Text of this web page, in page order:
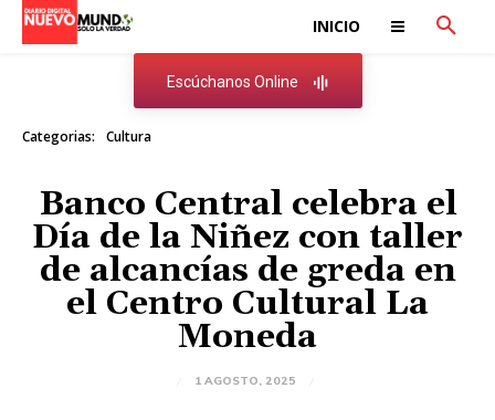
INICIO
Escúchanos Online
Categorias: Cultura
Banco Central celebra el
Día de la Niñez con taller
de alcancías de greda en
el Centro Cultural La
Moneda
1 AGOSTO, 2025